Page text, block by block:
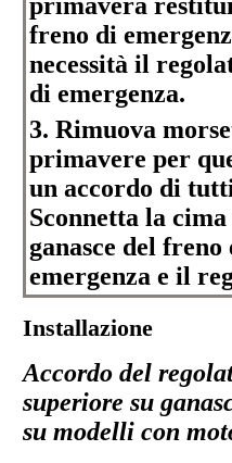
freno di
necessità il
di emergenza.
3. Rimuova
primavere per
un accordo di
Sconnetta la
ganasce del
emergenza e il
Installazione
Accordo del
superiore su
su modelli con